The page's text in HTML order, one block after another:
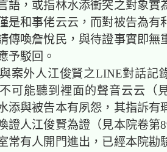
語，或指林水添衝突之對象實
是和事佬云云，而對被告為有
傳喚詹悅民，與待證事實即無
予駁回。
外人江俊賢之LINE對話記
可能聽到裡面的聲音云云（
添與被告本有夙怨，其指訴有
證人江俊賢為證（見本院卷第
常有人開門進出，已經本院勘